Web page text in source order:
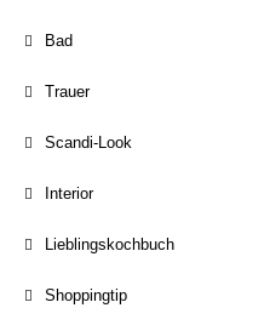
Bad
Trauer
Scandi-Look
Interior
Lieblingskochbuch
Shoppingtip